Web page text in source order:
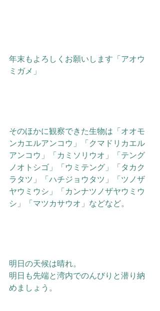
年末もよろしくお願いします「アオウ
ミガメ」
そのほかに観察できた生物は「オオモ
ンカエルアンコウ」「クマドリカエル
アンコウ」「カミソリウオ」「テング
ノオトシゴ」「ウミテング」「タカク
ラタツ」「ハチジョウタツ」「ツノザ
ヤウミウシ」「カンナツノザヤウミウ
シ」「マツカサウオ」などなど。
明日の天候は晴れ。
明日も先端と湾内でのんびりと潜り納
めましょう。